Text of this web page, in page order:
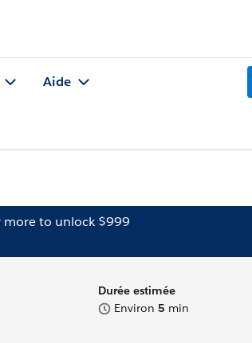
Aide
more to unlock $999
Durée estimée
Environ 5 min